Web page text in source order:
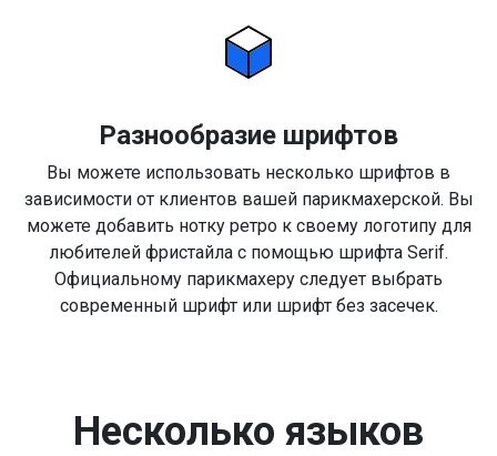
Разнообразие шрифтов
Вы можете использовать несколько шрифтов в
зависимости от клиентов вашей парикмахерской. Вы
можете добавить нотку ретро к своему логотипу для
любителей фристайла с помощью шрифта Serif.
Официальному парикмахеру следует выбрать
современный шрифт или шрифт без засечек.
Несколько языков